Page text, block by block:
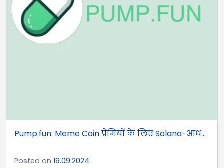
Pump.fun: Meme Coin प्रेमियों के लिए Solana-आध...
Posted on 19.09.2024